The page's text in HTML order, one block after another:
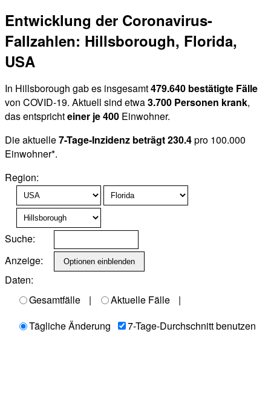
Entwicklung der Coronavirus-
Fallzahlen: Hillsborough, Florida,
USA
In Hillsborough gab es insgesamt479.640 bestätigte Fälle
von COVID-19. Aktuell sind etwa3.700 Personen krank,
das entsprichteiner je 400 Einwohner.
Die aktuelle7-Tage-Inzidenz beträgt 230.4pro 100.000
Einwohner*.
Region:
Suche:
Anzeige:
Daten:
Gesamtfälle
| Aktuelle Fälle
|
Tägliche Änderung
7-Tage-Durchschnitt benutzen